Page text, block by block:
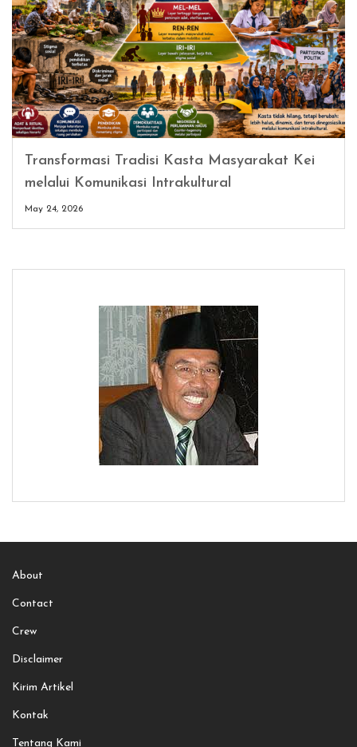
Transformasi Tradisi Kasta Masyarakat Kei
melalui Komunikasi Intrakultural
May 24, 2026
About
Contact
Crew
Disclaimer
Kirim Artikel
Kontak
Tentang Kami